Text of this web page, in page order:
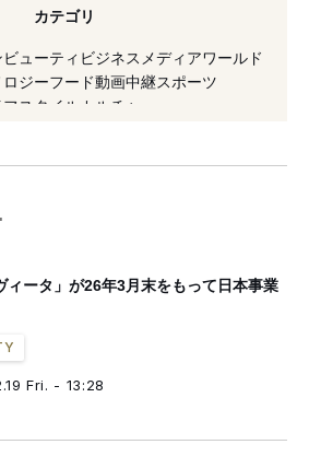
#ヴェレダ
成分
#オーガニック
カテゴリ
ビューティ ビジネス メディアワールド
ジーフード動画中継スポーツ
フスタイル
カルチャー
ィータ」が26年3月末をもって日本事業
Fri. - 13:28